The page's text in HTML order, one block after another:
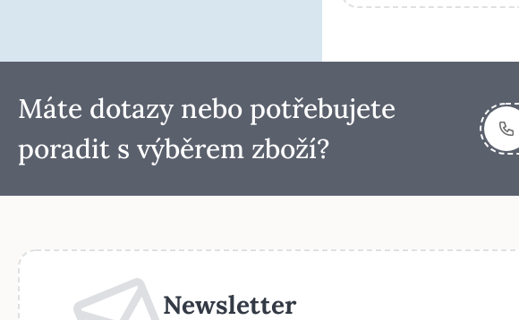
Máte dotazy nebo potřebujete
poradit s výběrem zboží?
Newsletter